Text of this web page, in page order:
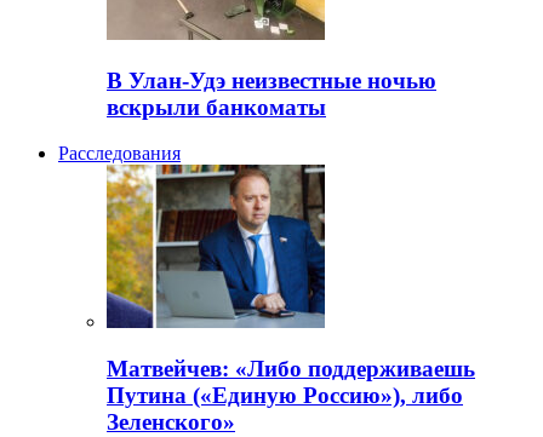
В Улан-Удэ неизвестные ночью
вскрыли банкоматы
Расследования
Матвейчев: «Либо поддерживаешь
Путина («Единую Россию»), либо
Зеленского»